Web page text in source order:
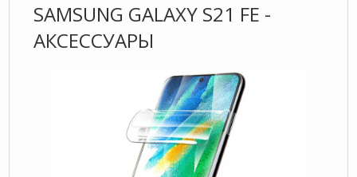
SAMSUNG GALAXY S21 FE -
АКСЕССУАРЫ